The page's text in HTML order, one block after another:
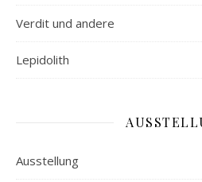
Verdit und andere
Lepidolith
Ausstellung